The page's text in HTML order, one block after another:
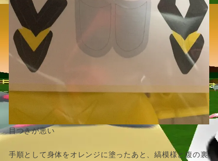
目つきが悪い
手順として身体をオレンジに塗ったあと、縞模様と腹の裏